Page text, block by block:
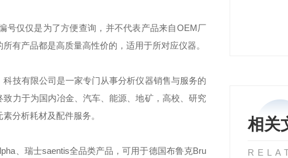
相关
号仅仅是为了方便查询，并不代表产品来自OEM厂
有产品都是高质量高性价的，适用于所对应仪器。
科技有限公司是一家专门从事分析仪器销售与服务的
致力于为国内冶金、汽车、能源、地矿，高校、研究
分析耗材及配件服务。
、瑞士saentis全品类产品，可用于德国布鲁克Bru